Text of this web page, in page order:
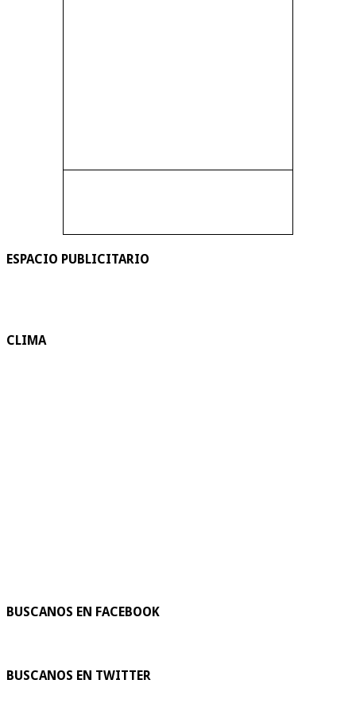
ESPACIO PUBLICITARIO
CLIMA
BUSCANOS EN FACEBOOK
BUSCANOS EN TWITTER